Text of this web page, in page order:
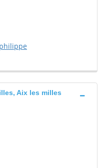
Aix les milles